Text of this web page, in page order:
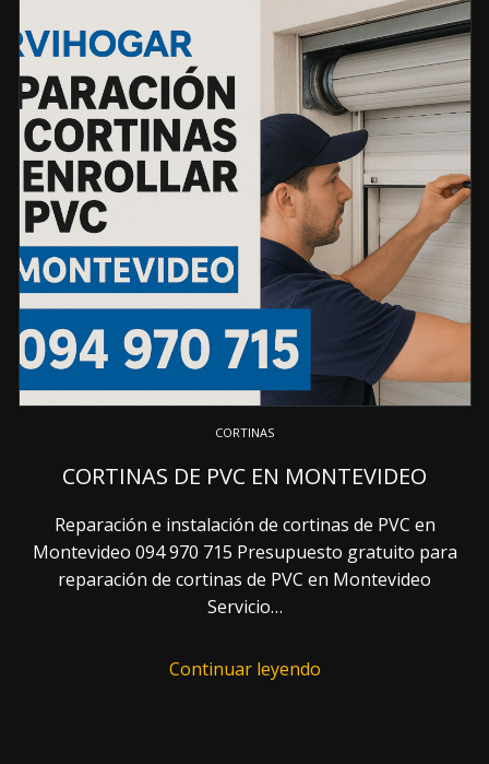
CORTINAS
CORTINAS DE PVC EN MONTEVIDEO
Reparación e instalación de cortinas de PVC en
Montevideo 094 970 715 Presupuesto gratuito para
reparación de cortinas de PVC en Montevideo
Servicio…
Continuar leyendo